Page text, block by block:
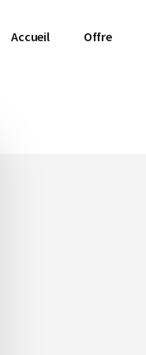
Accueil Offre